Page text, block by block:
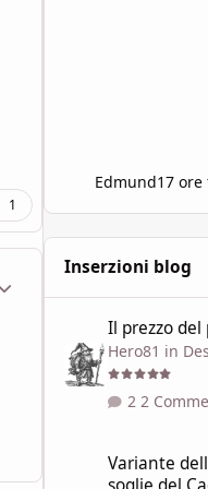
1
Autore
Edmund17 ore
Inserzioni blog
Il prezzo del
Hero81 in
2
Variante